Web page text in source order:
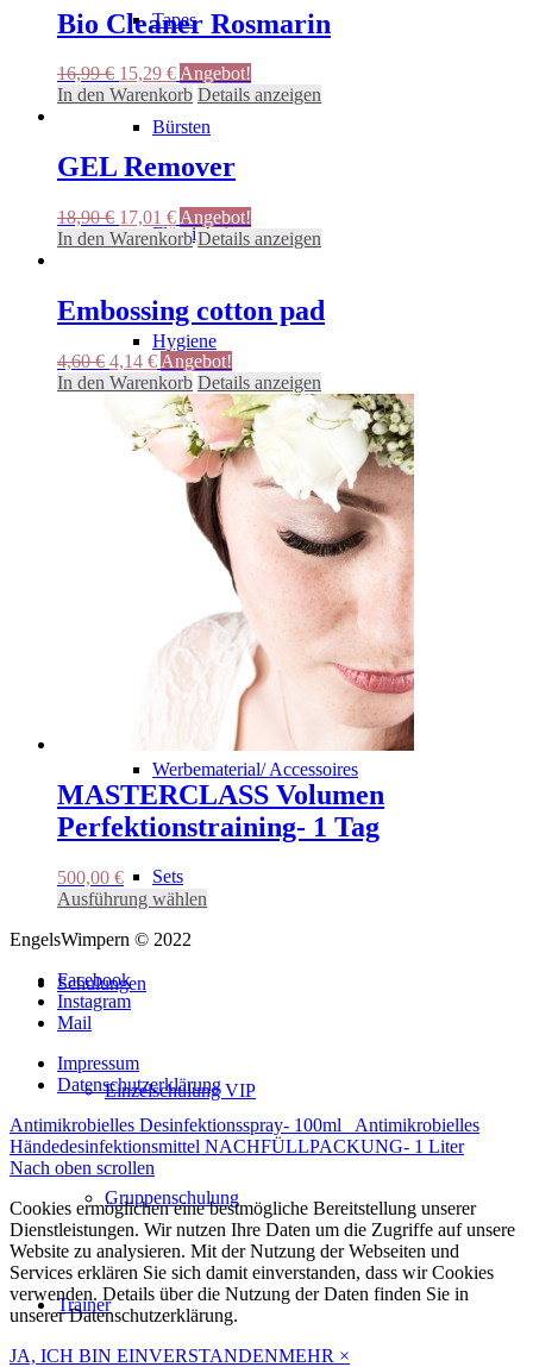
Tapes
Bürsten
Flüssigkeiten
Hygiene
Pflegeprodukte
Kleberunterlage
Wimpernplatte
Werbematerial/ Accessoires
Sets
Schulungen
Einzelschulung VIP
Gruppenschulung
Trainer
Bio Cleaner Rosmarin
16,99€ Ursprünglicher
Preis
16,99 €
15,29 €Aktueller
Preis
15,29 €.
Angebot!
In den Warenkorb Details anzeigen
GEL Remover
18,90€ Ursprünglicher
Preis
17,01 €Aktueller
Preis
Angebot!
In den Warenkorb Details anzeigen
Embossing cotton pad
4,60€ Ursprünglicher
Preis
4,60 €
4,14 €Aktueller
Preis
ist:
4,14 €.
Angebot!
In den Warenkorb Details anzeigen
MASTERCLASS Volumen
Perfektionstraining- 1 Tag
500,00 €
Ausführung wählen
auf
Produktseite
gewählt
EngelsWimpern © 2022
Facebook
Instagram
Mail
Impressum
Datenschutzerklärung
Antimikrobielles Desinfektionsspray- 100ml
Antimikrobielles
Händedesinfektionsmittel NACHFÜLLPACKUNG- 1 Liter
Nach oben scrollen
Cookies ermöglichen eine bestmögliche Bereitstellung unserer
Dienstleistungen. Wir nutzen Ihre Daten um die Zugriffe auf unsere
Website zu analysieren. Mit der Nutzung der Webseiten und
Services erklären Sie sich damit einverstanden, dass wir Cookies
verwenden. Details über die Nutzung der Daten finden Sie in
unserer Datenschutzerklärung.
JA, ICH BIN EINVERSTANDENMEHR ×